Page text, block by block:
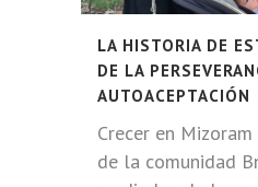
LA HISTORIA DE
DE LA
AUTOACEPTACIÓN
Crecer en
de la comunidad